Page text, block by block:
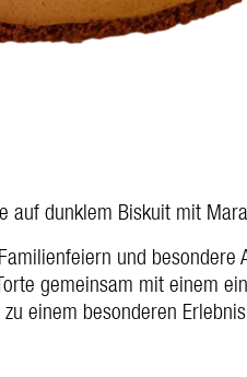
auf dunklem Biskuit mit
und besondere
gemeinsam mit einem
einem besonderen